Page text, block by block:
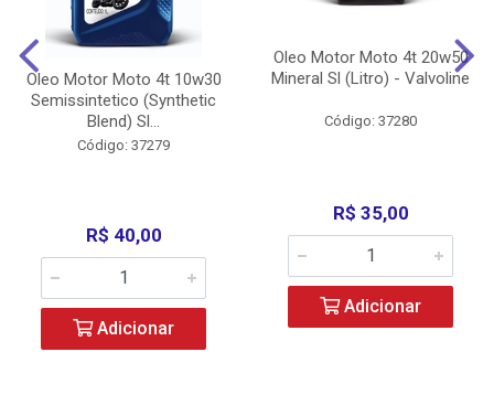
Oleo Motor Moto 4t 10w30
Semissintetico (Synthetic
Blend) Sl...
Código: 37279
R$ 40,00
Adicionar
Oleo Motor Moto 4t 20w50
Mineral Sl (Litro) - Valvoline
Código: 37280
R$ 35,00
Adicionar